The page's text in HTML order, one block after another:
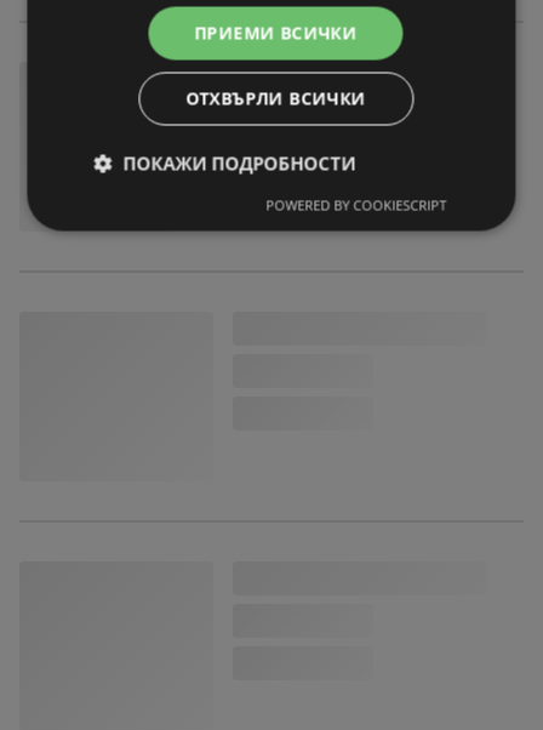
ПРИЕМИ ВСИЧКИ
ОТХВЪРЛИ ВСИЧКИ
ПОКАЖИ ПОДРОБНОСТИ
POWERED BY COOKIESCRIPT